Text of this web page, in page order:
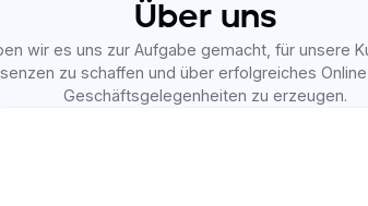
Über uns
wir es uns zur Aufgabe gemacht, für unsere
zu schaffen und über erfolgreiches
Geschäftsgelegenheiten zu erzeugen.